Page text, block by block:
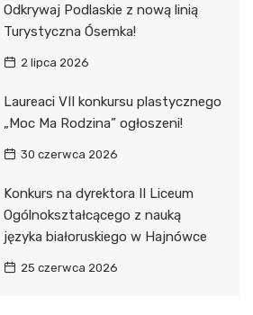
Odkrywaj Podlaskie z nową linią
Turystyczna Ósemka!
2 lipca 2026
Laureaci VII konkursu plastycznego
„Moc Ma Rodzina” ogłoszeni!
30 czerwca 2026
Konkurs na dyrektora II Liceum
Ogólnokształcącego z nauką
języka białoruskiego w Hajnówce
25 czerwca 2026